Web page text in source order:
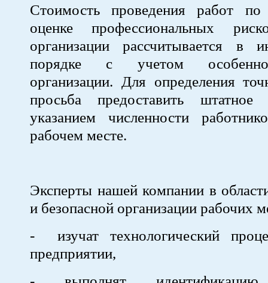
Стоимость проведения работ
оценке профессиональных
организации рассчитывается в
порядке с учетом
организации. Для определения
просьба предоставить штатное
указанием численности
рабочем месте.
Эксперты нашей компании в
и безопасной организации рабочих
- изучат технологический
предприятии,